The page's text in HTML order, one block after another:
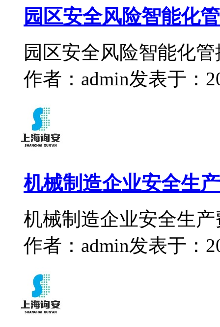
园区安全风险智能化
园区安全风险智能化
作者：admin发表于：
机械制造企业安全生
机械制造企业安全生
作者：admin发表于：